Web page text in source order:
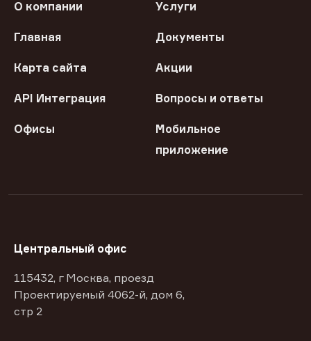
О компании Услуги
Главная Документы
Карта сайта Акции
API Интеграция Вопросы и ответы
Офисы
Мобильное
приложение
Центральный офис
115432, г Москва, проезд
Проектируемый 4062-й, дом 6,
стр 2